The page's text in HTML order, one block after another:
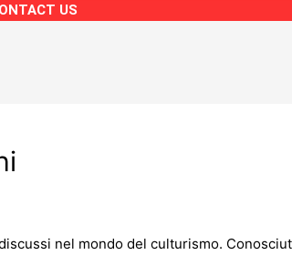
US
nel mondo del culturismo.